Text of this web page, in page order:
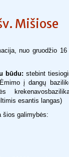
Mišiose
nuo gruodžio 16
būdu: stebint
į dangų
esantis langas)
šios galimybės: